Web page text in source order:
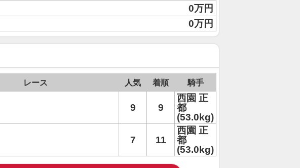
0万円
0万円
レース 人気 着順 騎手
9 9
西園 正
都
(53.0kg)
7 11
西園 正
都
(53.0kg)